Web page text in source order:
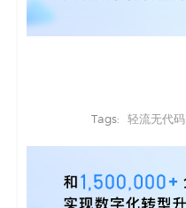
Tags: 轻流无代码